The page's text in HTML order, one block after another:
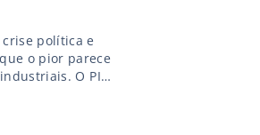
política e
o pior parece
O PIB
– […]